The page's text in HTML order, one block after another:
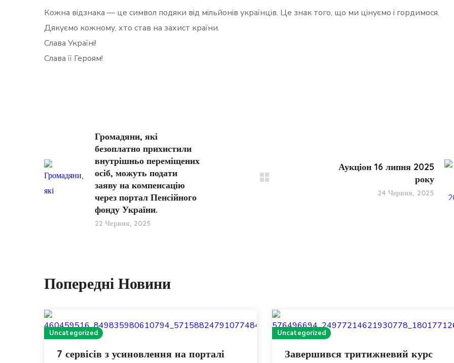
Кожна відзнака — це символ подяки від мільйонів українців. Це знак того, що ми цінуємо і гордимося.
Дякуємо кожному, хто став на захист країни.
Слава Україні!
Слава її Героям!
Громадяни, які
безоплатно прихистили
внутрішньо переміщених
осіб, можуть подати
заяву на компенсацію
через портал Пенсійного
фонду України.
22 Червня, 2025
Аукціон 16 липня 2025
року
24 Червня, 2025
Попередні Новини
Uncategorized
7 сервісів з усиновлення на порталі
Uncategorized
Завершився тритижневий курс